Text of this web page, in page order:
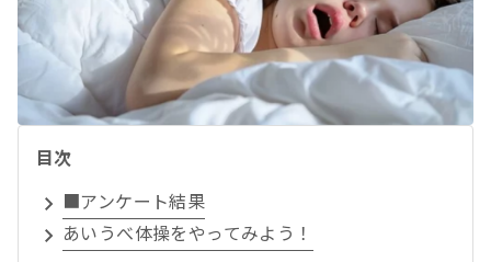
目次
■アンケート結果
あいうべ体操をやってみよう！